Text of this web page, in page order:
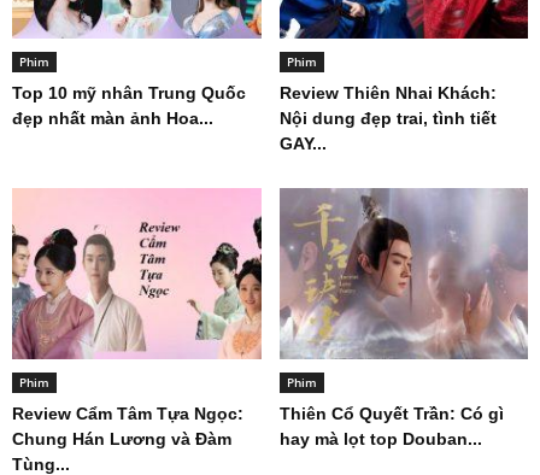
Phim
Top 10 mỹ nhân Trung Quốc
đẹp nhất màn ảnh Hoa...
Phim
Review Thiên Nhai Khách:
Nội dung đẹp trai, tình tiết
GAY...
Phim
Review Cẩm Tâm Tựa Ngọc:
Chung Hán Lương và Đàm
Tùng...
Phim
Thiên Cổ Quyết Trần: Có gì
hay mà lọt top Douban...